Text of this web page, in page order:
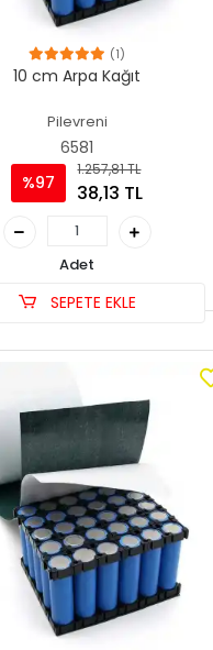
(1)
10 cm Arpa Kağıt
Pilevreni
6581
%97
1.257,81 TL
38,13 TL
Adet
SEPETE EKLE